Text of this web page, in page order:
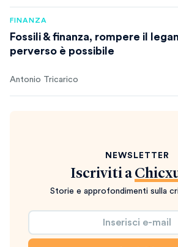
FINANZA
Fossili & finanza, rompere il
perverso è possibile
Antonio Tricarico
NEWSLETTER
Iscriviti a
Storie e approfondimenti sulla